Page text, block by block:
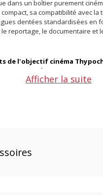
dans un boîtier purement
sa compatibilité avec la
dentées standardisées en
reportage, le documentaire et
de l'objectif cinéma
Monture Leica M
Afficher la suite